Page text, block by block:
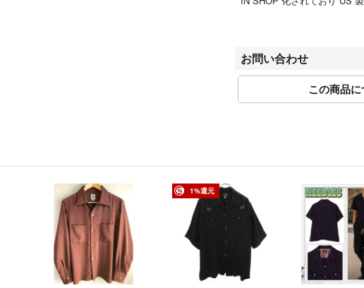
T WEAR SHOP、数々の
▼特商法
https://fril.jp/ts/official/law/
下記の期間は年末年始の為
12月27日～1月4日
※12月26日時点で発送可能状
たします
お問い合わせ
この商品
1%還元